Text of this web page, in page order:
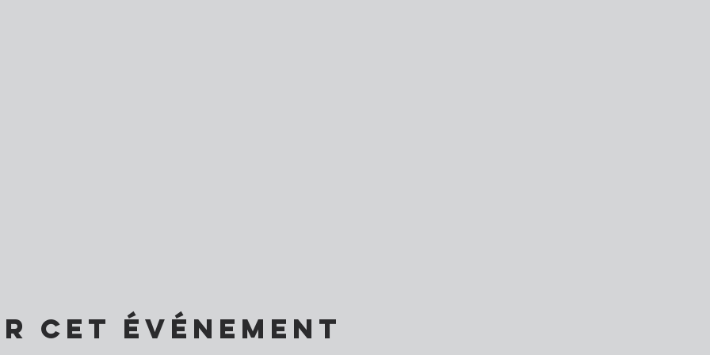
cet événement